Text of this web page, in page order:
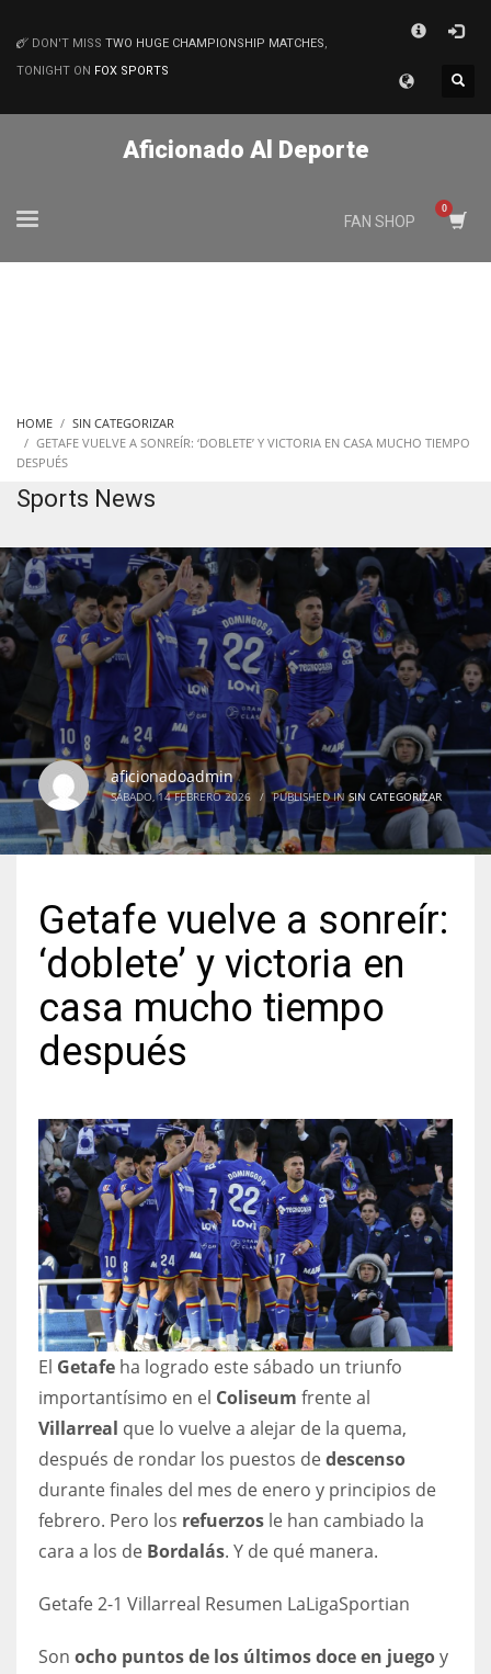
MATCHES
3
ATL
24
IND
34
DEN
24
20
DON'T MISS TWO HUGE CHAMPIONSHIP MATCHES,
TONIGHT ON FOX SPORTS
Aficionado Al Deporte
FAN SHOP
HOME
SIN CATEGORIZAR
GETAFE VUELVE A SONREÍR: ‘DOBLETE’ Y VICTORIA EN CASA MUCHO TIEMPO
DESPUÉS
Sports News
aficionadoadmin
SÁBADO, 14 FEBRERO 2026 / PUBLISHED INSIN CATEGORIZAR
Getafe vuelve a sonreír:
‘doblete’ y victoria en
casa mucho tiempo
después
El Getafe ha logrado este sábado un triunfo
importantísimo en el Coliseum frente al
Villarreal que lo vuelve a alejar de la quema,
después de rondar los puestos dedescenso
durante finales del mes de enero y principios de
febrero. Pero los refuerzos le han cambiado la
cara a los de Bordalás. Y de qué manera.
Getafe 2-1 Villarreal Resumen LaLigaSportian
Son ocho puntos de los últimos doce en juegoy